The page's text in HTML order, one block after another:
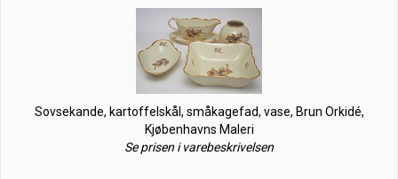
Sovsekande, kartoffelskål, småkagefad, vase, Brun Orkidé,
Kjøbenhavns Maleri
Se prisen i varebeskrivelsen